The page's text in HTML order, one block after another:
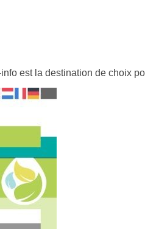
est la destination de choix